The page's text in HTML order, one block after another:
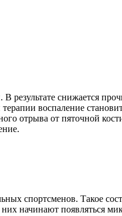
снижается
воспаление
отрыва от пяточной
спортсменов. Такое
начинают появляться